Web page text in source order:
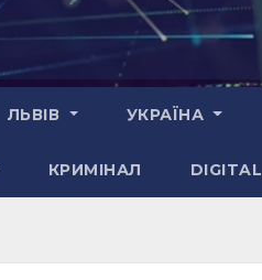
ЛЬВІВ УКРАЇНА
КРИМІНАЛ DIGITAL